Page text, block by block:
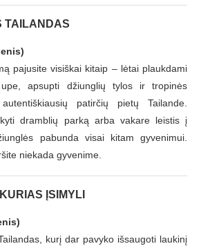
TAILANDAS
pajusite visiškai kitaip – lėtai plaukdami
apsupti džiunglių tylos ir tropinės
patirčių pietų Tailande.
dramblių parką arba vakare leistis į
pabunda visai kitam gyvenimui.
niekada gyvenime.
ĮSIMYLI
kurį dar pavyko išsaugoti laukinį